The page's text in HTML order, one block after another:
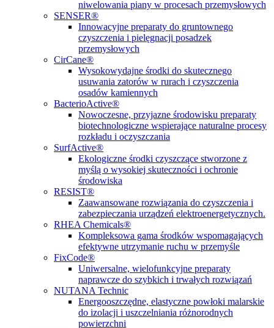
niwelowania piany w procesach przemysłowych
SENSER®
Innowacyjne preparaty do gruntownego
czyszczenia i pielęgnacji posadzek
przemysłowych
CirCane®
Wysokowydajne środki do skutecznego
usuwania zatorów w rurach i czyszczenia
osadów kamiennych
BacterioActive®
Nowoczesne, przyjazne środowisku preparaty
biotechnologiczne wspierające naturalne procesy
rozkładu i oczyszczania
SurfActive®
Ekologiczne środki czyszczące stworzone z
myślą o wysokiej skuteczności i ochronie
środowiska
RESIST®
Zaawansowane rozwiązania do czyszczenia i
zabezpieczania urządzeń elektroenergetycznych.
RHEA Chemicals®
Kompleksowa gama środków wspomagających
efektywne utrzymanie ruchu w przemyśle
FixCode®
Uniwersalne, wielofunkcyjne preparaty
naprawcze do szybkich i trwałych rozwiązań
NUTANA Technic
Energooszczędne, elastyczne powłoki malarskie
do izolacji i uszczelniania różnorodnych
powierzchni